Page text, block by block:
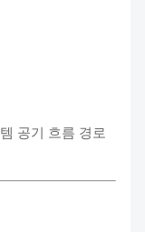
공기 흐름 경로